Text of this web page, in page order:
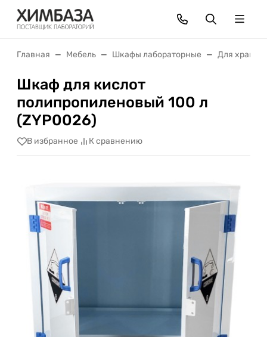
Главная Мебель Шкафы лабораторные Для
Шкаф для кислот
полипропиленовый 100 л
(ZYP0026)
В избранное К сравнению